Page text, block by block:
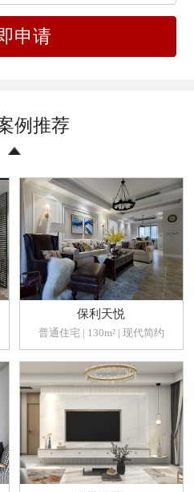
申请
例推荐
保利天悦
普通住宅 | 130m² | 现代简约